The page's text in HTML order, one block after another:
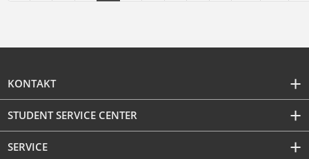
KONTAKT
STUDENT SERVICE CENTER
SERVICE